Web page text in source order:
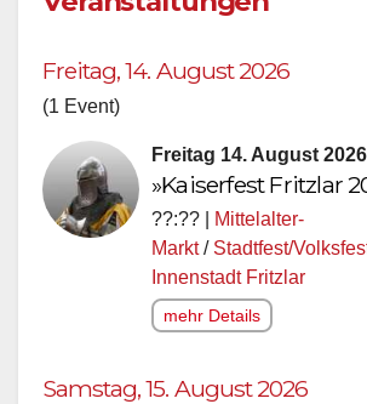
Freitag, 14. August 2026
(1 Event)
Freitag 14. August 2026
»Kaiserfest Fritzlar
??:?? |
Mittelalter-
Markt/ Stadtfest/
Innenstadt Fritzlar
mehr Details
Samstag, 15. August 2026